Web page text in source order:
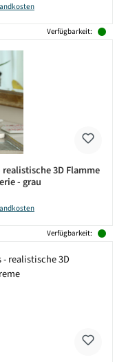
Verfügbarkeit:
3D Flamme
- grau
Verfügbarkeit: